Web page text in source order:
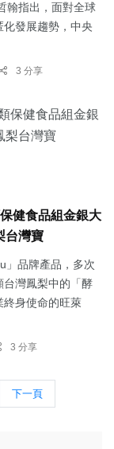
翰指出，面對全球
發展趨勢，中央
3 分享
健食品組金銀大
台灣寶
」品牌產品，多次
台灣鳳梨中的「酵
終身使命的旺萊
3 分享
下一頁